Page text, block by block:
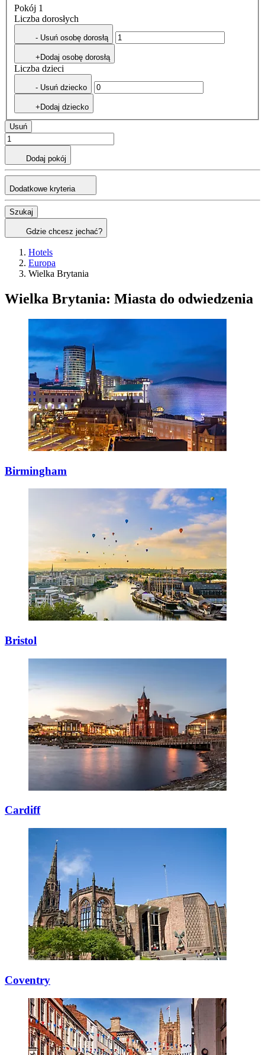
Pokój 1
Liczba dorosłych
- Usuń osobę dorosłą
+Dodaj osobę dorosłą
Liczba dzieci
- Usuń dziecko
+Dodaj dziecko
Usuń
Dodaj pokój
Dodatkowe kryteria
Szukaj
Gdzie chcesz jechać?
Hotels
Europa
Wielka Brytania
Wielka Brytania: Miasta do odwiedzenia
Birmingham
Bristol
Cardiff
Coventry